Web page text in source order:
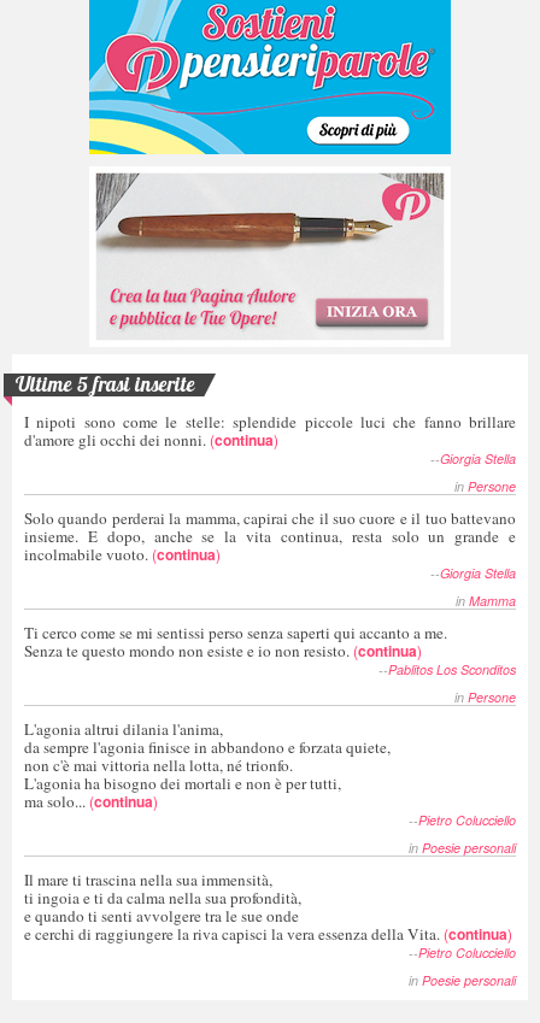
Ultime 5 frasi inserite
I nipoti sono come le stelle: splendide piccole luci che fanno brillare
d'amore gli occhi dei nonni. (continua)
--Giorgia Stella
in Persone
Solo quando perderai la mamma, capirai che il suo cuore e il tuo battevano
insieme. E dopo, anche se la vita continua, resta solo un grande e
incolmabile vuoto. (continua)
--Giorgia Stella
in Mamma
Ti cerco come se mi sentissi perso senza saperti qui accanto a me.
Senza te questo mondo non esiste e io non resisto. (continua)
--Pablitos Los Sconditos
in Persone
L'agonia altrui dilania l'anima,
da sempre l'agonia finisce in abbandono e forzata quiete,
non c'è mai vittoria nella lotta, né trionfo.
L'agonia ha bisogno dei mortali e non è per tutti,
ma solo... (continua)
--Pietro Colucciello
in Poesie personali
Il mare ti trascina nella sua immensità,
ti ingoia e ti da calma nella sua profondità,
e quando ti senti avvolgere tra le sue onde
e cerchi di raggiungere la riva capisci la vera essenza della Vita. (continua)
--Pietro Colucciello
in Poesie personali